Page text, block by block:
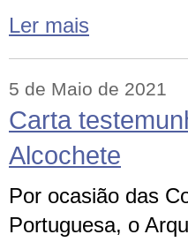
Ler mais
5 de Maio de 2021
Carta
Alcochete
Por ocasião das
Portuguesa, o